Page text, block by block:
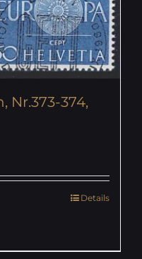
Nr.373-374,
Details